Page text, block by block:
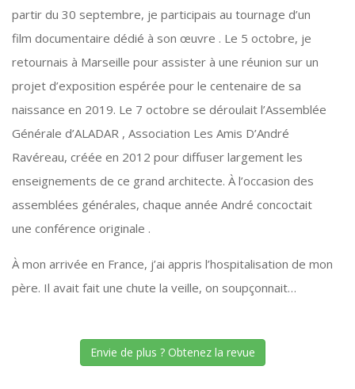
partir du 30 septembre, je participais au tournage d’un
film documentaire dédié à son œuvre . Le 5 octobre, je
retournais à Marseille pour assister à une réunion sur un
projet d’exposition espérée pour le centenaire de sa
naissance en 2019. Le 7 octobre se déroulait l’Assemblée
Générale d’ALADAR , Association Les Amis D’André
Ravéreau, créée en 2012 pour diffuser largement les
enseignements de ce grand architecte. À l’occasion des
assemblées générales, chaque année André concoctait
une conférence originale .
À mon arrivée en France, j’ai appris l’hospitalisation de mon
père. Il avait fait une chute la veille, on soupçonnait…
Envie de plus ? Obtenez la revue